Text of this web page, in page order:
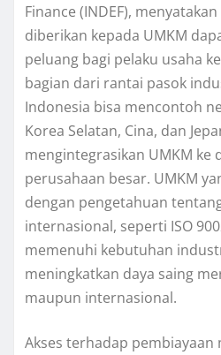
Finance (INDEF),
diberikan kepada UMKM
peluang bagi pelaku usaha
bagian dari rantai pasok
Indonesia bisa mencontoh
Korea Selatan, Cina, dan
mengintegrasikan UMKM ke
perusahaan besar. UMKM
dengan pengetahuan
internasional, seperti ISO
memenuhi kebutuhan
meningkatkan daya saing
maupun internasional.
Akses terhadap pembiayaan